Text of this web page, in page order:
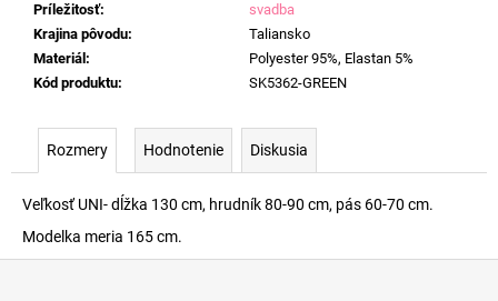
Príležitosť:
svadba
Krajina pôvodu:
Taliansko
Materiál :
Polyester 95%, Elastan 5%
Kód produktu: SK5362-GREEN
Rozmery Hodnotenie Diskusia
Veľkosť UNI- dĺžka 130 cm, hrudník 80-90 cm, pás 60-70 cm.
Modelka meria 165 cm.